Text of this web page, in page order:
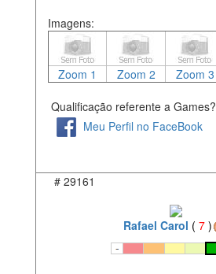
Imagens:
Zoom 1 Zoom 2 Zoom 3
Qualificação referente a Games?
Meu Perfil no FaceBook
# 29161
Rafael Carol ( 7 )